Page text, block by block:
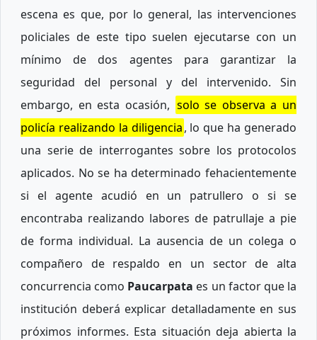
escena es que, por lo general, las intervenciones
policiales de este tipo suelen ejecutarse con un
mínimo de dos agentes para garantizar la
seguridad del personal y del intervenido. Sin
embargo, en esta ocasión, solo se observa a un
policía realizando la diligencia, lo que ha generado
una serie de interrogantes sobre los protocolos
aplicados. No se ha determinado fehacientemente
si el agente acudió en un patrullero o si se
encontraba realizando labores de patrullaje a pie
de forma individual. La ausencia de un colega o
compañero de respaldo en un sector de alta
concurrencia como Paucarpata es un factor que la
institución deberá explicar detalladamente en sus
próximos informes. Esta situación deja abierta la